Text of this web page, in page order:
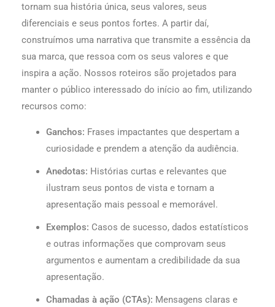
tornam sua história única, seus valores, seus
diferenciais e seus pontos fortes. A partir daí,
construímos uma narrativa que transmite a essência da
sua marca, que ressoa com os seus valores e que
inspira a ação. Nossos roteiros são projetados para
manter o público interessado do início ao fim, utilizando
recursos como:
Ganchos: Frases impactantes que despertam a
curiosidade e prendem a atenção da audiência.
Anedotas: Histórias curtas e relevantes que
ilustram seus pontos de vista e tornam a
apresentação mais pessoal e memorável.
Exemplos: Casos de sucesso, dados estatísticos
e outras informações que comprovam seus
argumentos e aumentam a credibilidade da sua
apresentação.
Chamadas à ação (CTAs): Mensagens claras e